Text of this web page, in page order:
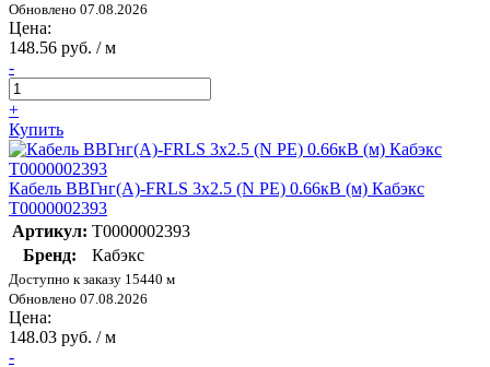
Обновлено 07.08.2026
Цена:
148.56 руб. / м
-
+
Купить
Кабель ВВГнг(А)-FRLS 3х2.5 (N PE) 0.66кВ (м) Кабэкс
Т0000002393
Артикул: Т0000002393
Бренд:
Кабэкс
Доступно к заказу 15440 м
Обновлено 07.08.2026
Цена:
148.03 руб. / м
-